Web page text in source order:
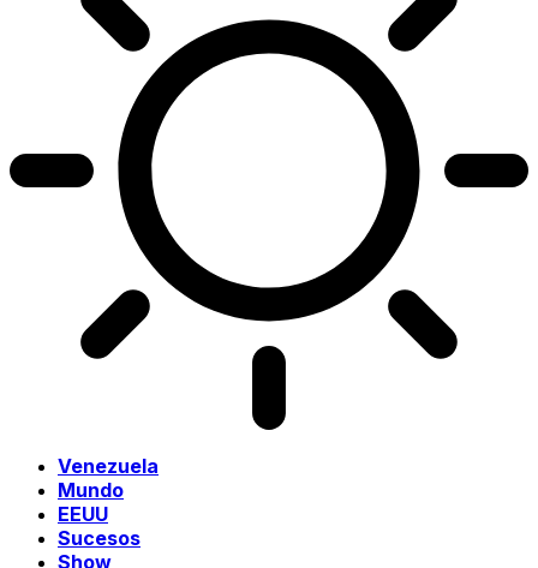
Venezuela
Mundo
EEUU
Sucesos
Show